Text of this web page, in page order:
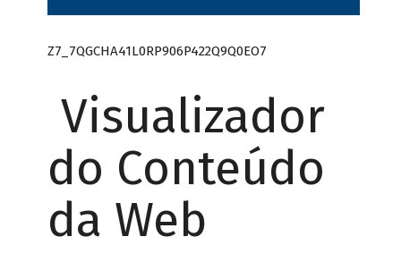
Z7_7QGCHA41L0RP906P422Q9Q0EO7
Visualizador
do Conteúdo
da Web